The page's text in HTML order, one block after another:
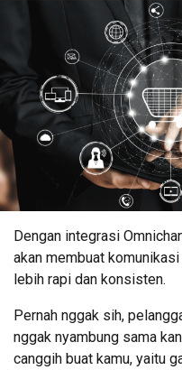
Dengan integrasi
akan membuat
lebih rapi dan konsisten.
Pernah nggak sih,
nggak nyambung sama
canggih buat kamu, yaitu